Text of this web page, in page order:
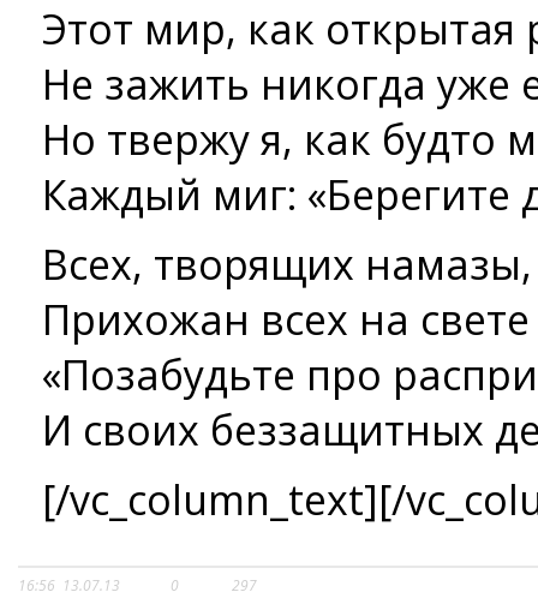
Этот мир, как открытая
Не зажить никогда уже
Но твержу я, как будто
Каждый миг: «Берегите
Всех, творящих
Прихожан всех на
«Позабудьте про
И своих беззащитных
[/vc_column_text][/
16:56 13.07.13 0 297